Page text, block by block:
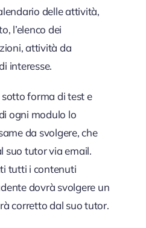
delle attività,
l’elenco dei
attività da
interesse.
forma di test e
ogni modulo lo
da svolgere, che
suo tutor via email.
tutti i contenuti
dovrà svolgere un
corretto dal suo tutor.